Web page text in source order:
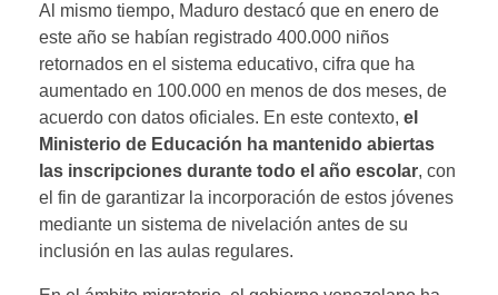
Al mismo tiempo, Maduro destacó que en enero de
este año se habían registrado 400.000 niños
retornados en el sistema educativo, cifra que ha
aumentado en 100.000 en menos de dos meses, de
acuerdo con datos oficiales. En este contexto, el
Ministerio de Educación ha mantenido abiertas
las inscripciones durante todo el año escolar, con
el fin de garantizar la incorporación de estos jóvenes
mediante un sistema de nivelación antes de su
inclusión en las aulas regulares.